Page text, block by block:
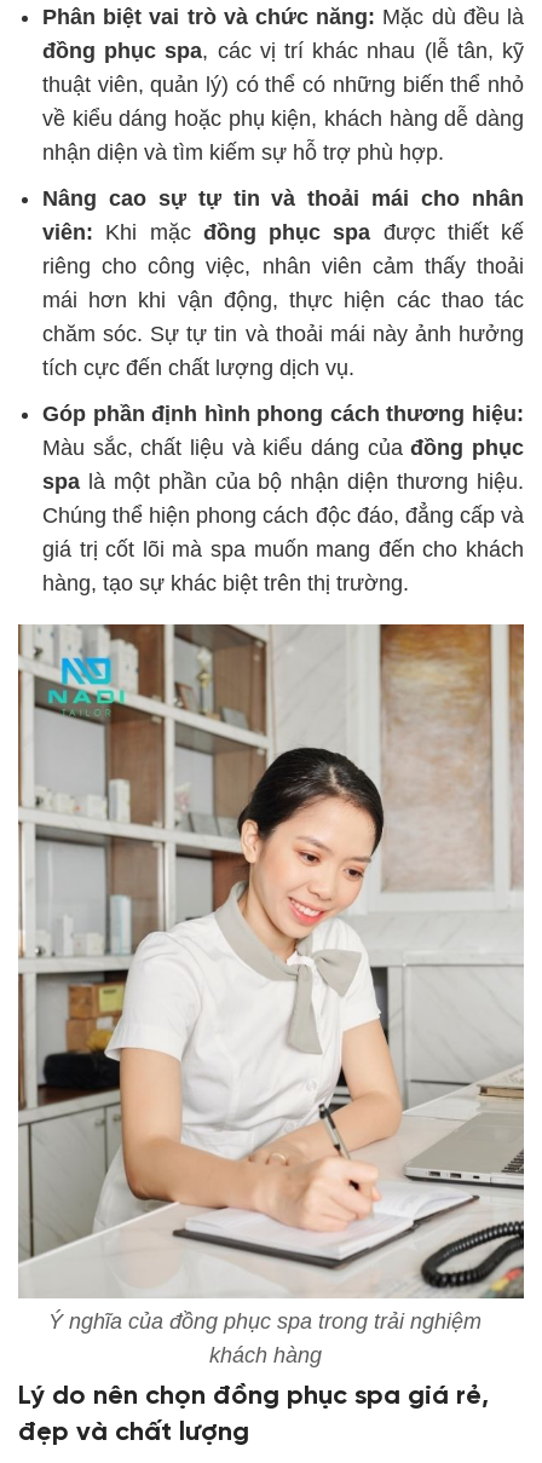
Phân biệt vai trò và chức năng: Mặc dù đều là
đồng phục spa, các vị trí khác nhau (lễ tân, kỹ
thuật viên, quản lý) có thể có những biến thể nhỏ
về kiểu dáng hoặc phụ kiện, khách hàng dễ dàng
nhận diện và tìm kiếm sự hỗ trợ phù hợp.
Nâng cao sự tự tin và thoải mái cho nhân
viên: Khi mặc đồng phục spa được thiết kế
riêng cho công việc, nhân viên cảm thấy thoải
mái hơn khi vận động, thực hiện các thao tác
chăm sóc. Sự tự tin và thoải mái này ảnh hưởng
tích cực đến chất lượng dịch vụ.
Góp phần định hình phong cách thương hiệu:
Màu sắc, chất liệu và kiểu dáng củađồng phục
spa là một phần của bộ nhận diện thương hiệu.
Chúng thể hiện phong cách độc đáo, đẳng cấp và
giá trị cốt lõi mà spa muốn mang đến cho khách
hàng, tạo sự khác biệt trên thị trường.
Ý nghĩa của đồng phục spa trong trải nghiệm
khách hàng
Lý do nên chọn đồng phục spa giá rẻ,
đẹp và chất lượng